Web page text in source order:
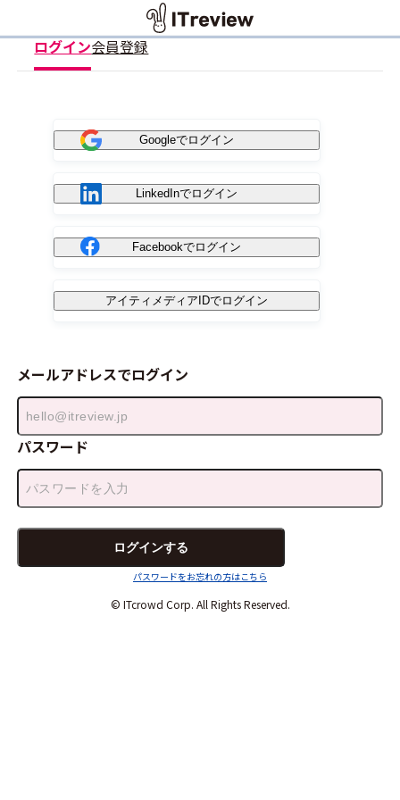
ログイン会員登録
Googleでログイン
LinkedInでログイン
Facebookでログイン
アイティメディアIDでログイン
メールアドレスでログイン
パスワード
パスワードをお忘れの方はこちら
© ITcrowd Corp. All Rights Reserved.